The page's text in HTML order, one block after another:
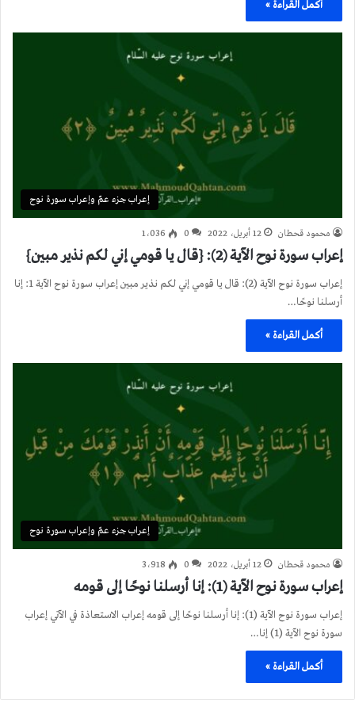
أكمل القراءة »
إعراب جزء عمّ وإعراب سورة نوح
محمود قحطان 12 أبريل، 2022 0 1٬036
إعراب سورة نوح الآية (2): {قال يا قومي إني لكم نذير مبين}
إعراب سورة نوح الآية (2): قال يا قومي إني لكم نذير مبين إعراب سورة نوح الآية 1: إنا
أرسلنا نوحًا…
أكمل القراءة »
إعراب جزء عمّ وإعراب سورة نوح
محمود قحطان 12 أبريل، 2022 0 3٬918
إعراب سورة نوح الآية (1): إنا أرسلنا نوحًا إلى قومه
إعراب سورة نوح الآية (1): إنا أرسلنا نوحًا إلى قومه إعراب الاستعاذة في الآتي إعراب
سورة نوح الآية (1) إنا…
أكمل القراءة »